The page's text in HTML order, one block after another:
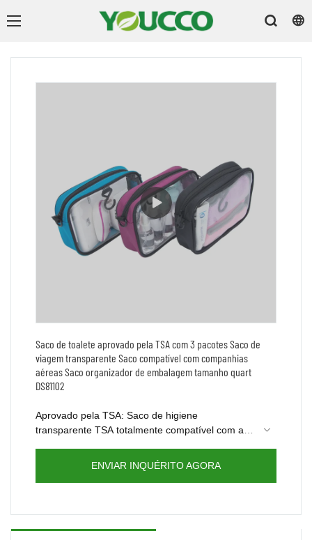
Saco de toalete aprovado pela TSA com 3 pacotes Saco de
viagem transparente Saco compatível com companhias
aéreas Saco organizador de embalagem tamanho quart
DS81102
Aprovado pela TSA: Saco de higiene
transparente TSA totalmente compatível com as
4,92 x 1,97 polegadas, pode ser transportada
facilmente em sua bolsa ou bolsa de viagem
sacos de higiene em conjunto agora.
ENVIAR INQUÉRITO AGORA